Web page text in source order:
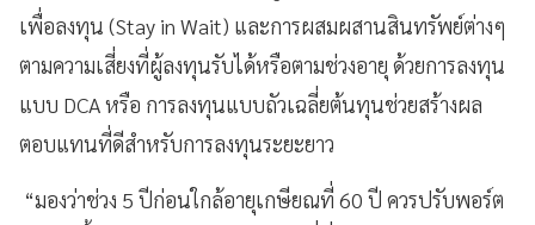
เพื่อลงทุน (Stay in Wait) และการผสมผสานสินทรัพย์ต่างๆ
ตามความเสี่ยงที่ผู้ลงทุนรับได้หรือตามช่วงอายุ ด้วยการลงทุน
แบบ DCA หรือ การลงทุนแบบถัวเฉลี่ยต้นทุนช่วยสร้างผล
ตอบแทนที่ดีสำหรับการลงทุนระยะยาว
“มองว่าช่วง 5 ปีก่อนใกล้อายุเกษียณที่ 60 ปี ควรปรับพอร์ต